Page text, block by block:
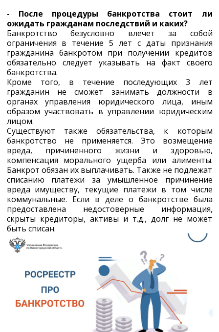
- После процедуры банкротства стоит ли
ожидать гражданам последствий и каких?
Банкротство безусловно влечет за собой
ограничения в течение 5 лет с даты признания
гражданина банкротом при получении кредитов
обязательно следует указывать на факт своего
банкротства.
Кроме того, в течение последующих 3 лет
гражданин не сможет занимать должности в
органах управления юридического лица, иным
образом участвовать в управлении юридическим
лицом.
Существуют также обязательства, к которым
банкротство не применяется. Это возмещение
вреда, причиненного жизни и здоровью,
компенсация морального ущерба или алименты.
Банкрот обязан их выплачивать. Также не подлежат
списанию платежи за умышленное причинение
вреда имуществу, текущие платежи в том числе
коммунальные. Если в деле о банкротстве была
предоставлена недостоверные информация,
скрыты кредиторы, активы и т.д., долг не может
быть списан.